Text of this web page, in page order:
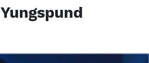
Yungspund